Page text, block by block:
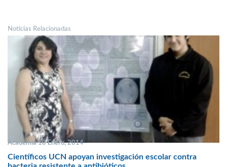
Noticias Relacionadas
Academia 10 Enero, 2014
Científicos UCN apoyan investigación escolar contra